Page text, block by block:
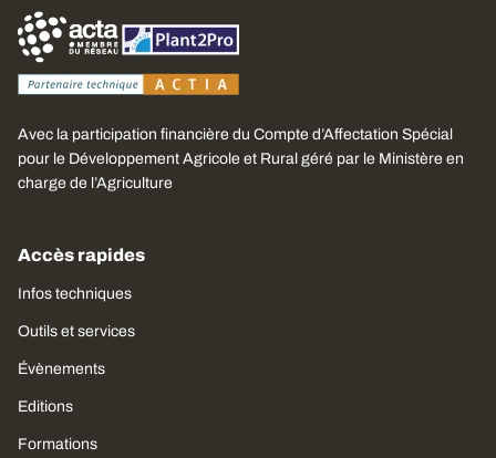
Avec la participation financière du Compte d’Affectation Spécial
pour le Développement Agricole et Rural géré par le Ministère en
charge de l’Agriculture
Accès rapides
Infos techniques
Outils et services
Évènements
Editions
Formations